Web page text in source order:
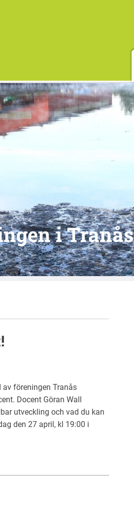
i Tranås
föreningen Tranås
Docent Göran Wall
utveckling och vad du kan
den 27 april, kl 19:00 i